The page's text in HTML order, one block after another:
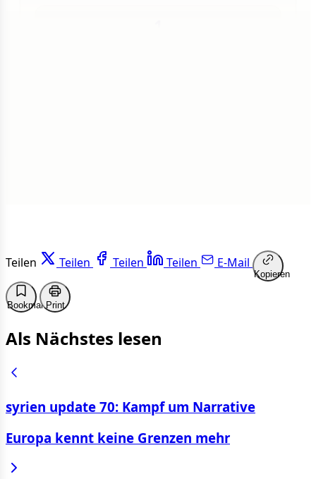
Teilen Teilen Teilen Teilen E-Mail
Kopieren
BookmarkPrint
Als Nächstes lesen
syrien update 70: Kampf um Narrative
Europa kennt keine Grenzen mehr